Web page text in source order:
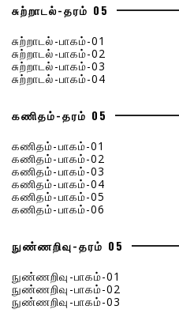
சுற்றாடல்-தரம் 05
சுற்றாடல்-பாகம்-01
சுற்றாடல்-பாகம்-02
சுற்றாடல்-பாகம்-03
சுற்றாடல்-பாகம்-04
கணிதம்-தரம் 05
கணிதம்-பாகம்-01
கணிதம்-பாகம்-02
கணிதம்-பாகம்-03
கணிதம்-பாகம்-04
கணிதம்-பாகம்-05
கணிதம்-பாகம்-06
நுண்ணறிவு-தரம் 05
நுண்ணறிவு-பாகம்-01
நுண்ணறிவு-பாகம்-02
நுண்ணறிவு-பாகம்-03